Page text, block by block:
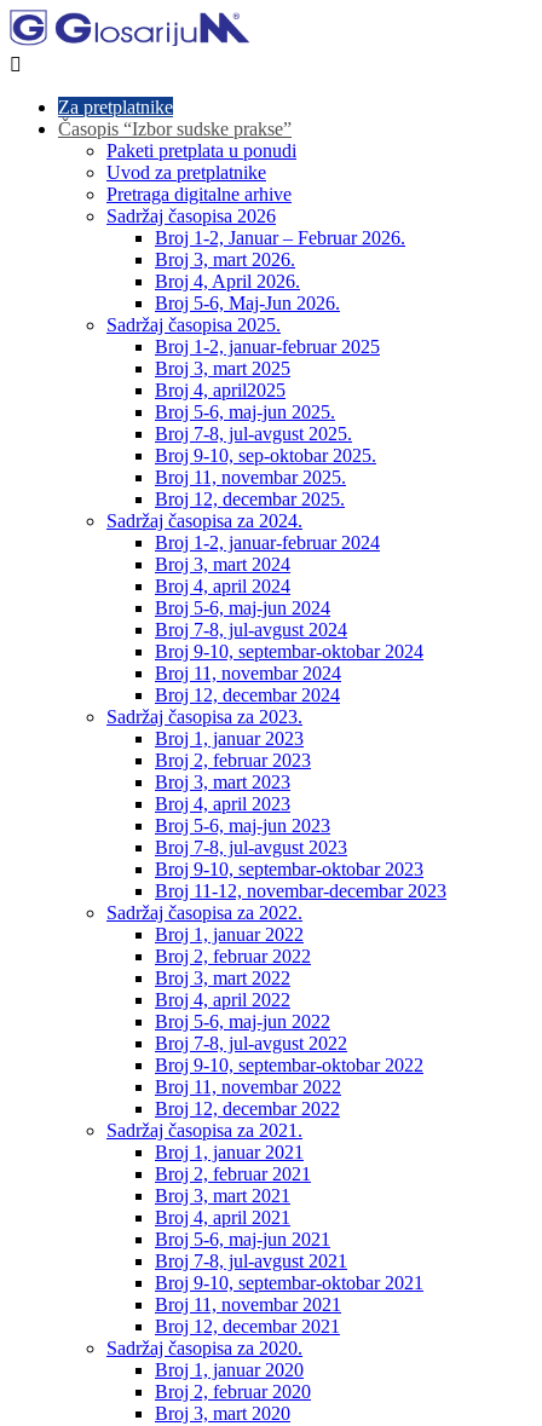

Za pretplatnike
Časopis “Izbor sudske prakse”
Paketi pretplata u ponudi
Uvod za pretplatnike
Pretraga digitalne arhive
Sadržaj časopisa 2026
Broj 1-2, Januar – Februar 2026.
Broj 3, mart 2026.
Broj 4, April 2026.
Broj 5-6, Maj-Jun 2026.
Sadržaj časopisa 2025.
Broj 1-2, januar-februar 2025
Broj 3, mart 2025
Broj 4, april2025
Broj 5-6, maj-jun 2025.
Broj 7-8, jul-avgust 2025.
Broj 9-10, sep-oktobar 2025.
Broj 11, novembar 2025.
Broj 12, decembar 2025.
Sadržaj časopisa za 2024.
Broj 1-2, januar-februar 2024
Broj 3, mart 2024
Broj 4, april 2024
Broj 5-6, maj-jun 2024
Broj 7-8, jul-avgust 2024
Broj 9-10, septembar-oktobar 2024
Broj 11, novembar 2024
Broj 12, decembar 2024
Sadržaj časopisa za 2023.
Broj 1, januar 2023
Broj 2, februar 2023
Broj 3, mart 2023
Broj 4, april 2023
Broj 5-6, maj-jun 2023
Broj 7-8, jul-avgust 2023
Broj 9-10, septembar-oktobar 2023
Broj 11-12, novembar-decembar 2023
Sadržaj časopisa za 2022.
Broj 1, januar 2022
Broj 2, februar 2022
Broj 3, mart 2022
Broj 4, april 2022
Broj 5-6, maj-jun 2022
Broj 7-8, jul-avgust 2022
Broj 9-10, septembar-oktobar 2022
Broj 11, novembar 2022
Broj 12, decembar 2022
Sadržaj časopisa za 2021.
Broj 1, januar 2021
Broj 2, februar 2021
Broj 3, mart 2021
Broj 4, april 2021
Broj 5-6, maj-jun 2021
Broj 7-8, jul-avgust 2021
Broj 9-10, septembar-oktobar 2021
Broj 11, novembar 2021
Broj 12, decembar 2021
Sadržaj časopisa za 2020.
Broj 1, januar 2020
Broj 2, februar 2020
Broj 3, mart 2020